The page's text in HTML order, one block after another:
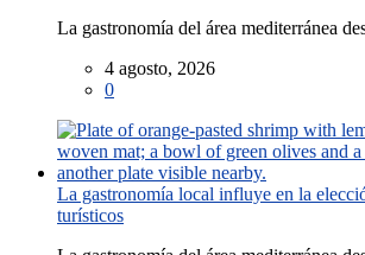
La gastronomía del área mediterránea
4 agosto, 2026
0
La gastronomía local influye en la
turísticos